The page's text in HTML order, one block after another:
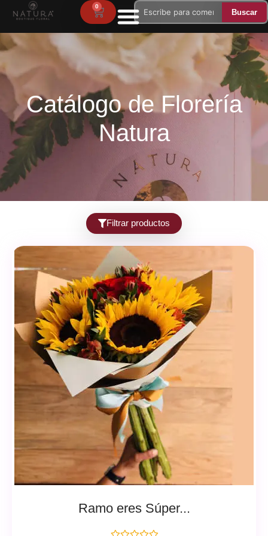
contenido
0
Carrito
Buscar
Buscar
Buscar
Buscar
Catálogo de Florería
Natura
Filtrar productos
Ramo eres Súper...